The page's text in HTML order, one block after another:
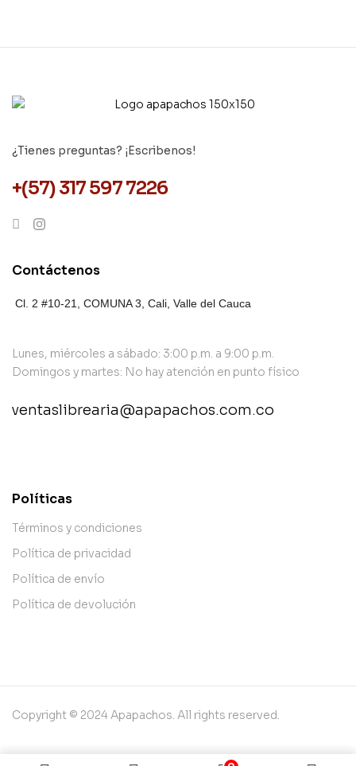
¿Tienes preguntas? ¡Escribenos!
+(57) 317 597 7226
Contáctenos
Cl. 2 #10-21, COMUNA 3, Cali, Valle del Cauca
Lunes, miércoles a sábado: 3:00 p.m. a 9:00 p.m.
Domingos y martes: No hay atención en punto físico
ventaslibrearia@apapachos.com.co
Políticas
Términos y condiciones
Política de privacidad
Política de envío
Política de devolución
Copyright © 2024 Apapachos. All rights reserved.